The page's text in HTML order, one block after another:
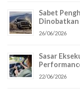
Sabet
Dinobatkan
26/06/2026
Sasar
22/06/2026